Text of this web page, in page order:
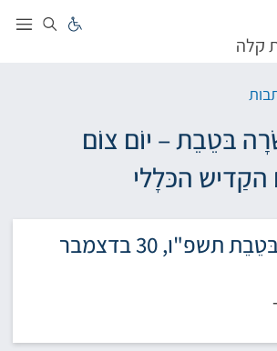
קלה
בּטֵבֵת – יוֹם צוֹם
הקַדיש הכּלָלי
יום שלישי, י' בּטֵבֵת תשפ"ו, 30 בדצמבר